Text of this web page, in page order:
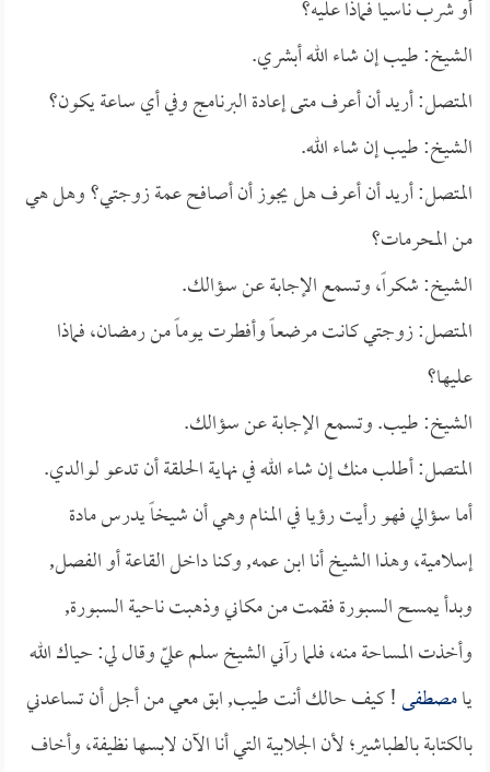
أو شرب ناسياً فماذا عليه؟
الشيخ: طيب إن شاء الله أبشري.
المتصل: أريد أن أعرف متى إعادة البرنامج وفي أي ساعة يكون؟
الشيخ: طيب إن شاء الله.
المتصل: أريد أن أعرف هل يجوز أن أصافح عمة زوجتي؟ وهل هي
من المحرمات؟
الشيخ: شكراً، وتسمع الإجابة عن سؤالك.
المتصل: زوجتي كانت مرضعاً وأفطرت يوماً من رمضان، فماذا
عليها؟
الشيخ: طيب. وتسمع الإجابة عن سؤالك.
المتصل: أطلب منك إن شاء الله في نهاية الحلقة أن تدعو لوالدي.
أما سؤالي فهو رأيت رؤيا في المنام وهي أن شيخاً يدرس مادة
إسلامية، وهذا الشيخ أنا ابن عمه, وكنا داخل القاعة أو الفصل,
وبدأ يمسح السبورة فقمت من مكاني وذهبت ناحية السبورة,
وأخذت المساحة منه، فلما رآني الشيخ سلم عليّ وقال لي: حياك الله
يامصطفى! كيف حالك أنت طيب, ابق معي من أجل أن تساعدني
بالكتابة بالطباشير؛ لأن الجلابية التي أنا الآن لابسها نظيفة، وأخاف